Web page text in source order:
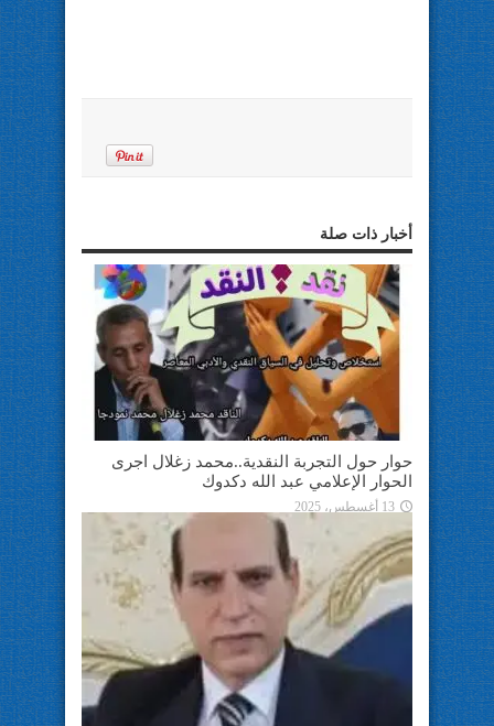
أخبار ذات صلة
حوار حول التجربة النقدية..محمد زغلال اجرى
الحوار الإعلامي عبد الله دكدوك
13 أغسطس، 2025